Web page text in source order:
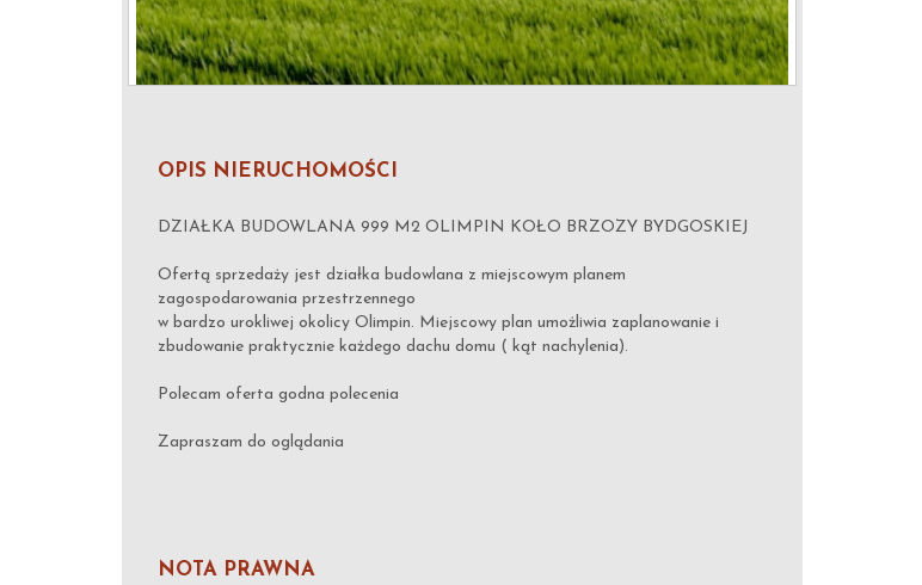
OPIS NIERUCHOMOŚCI
DZIAŁKA BUDOWLANA 999 M2 OLIMPIN KOŁO BRZOZY BYDGOSKIEJ
Ofertą sprzedaży jest działka budowlana z miejscowym planem
zagospodarowania przestrzennego
w bardzo urokliwej okolicy Olimpin. Miejscowy plan umożliwia zaplanowanie i
zbudowanie praktycznie każdego dachu domu ( kąt nachylenia).
Polecam oferta godna polecenia
Zapraszam do oglądania
NOTA PRAWNA